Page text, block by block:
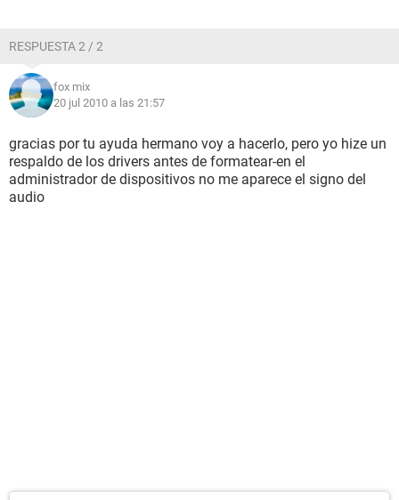
RESPUESTA 2 / 2
fox mix
20 jul 2010 a las 21:57
gracias por tu ayuda hermano voy a hacerlo, pero yo hize un
respaldo de los drivers antes de formatear-en el
administrador de dispositivos no me aparece el signo del
audio